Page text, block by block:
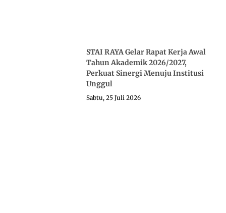
STAI RAYA Gelar Rapat Kerja Awal
Tahun Akademik 2026/2027,
Perkuat Sinergi Menuju Institusi
Unggul
Sabtu, 25 Juli 2026